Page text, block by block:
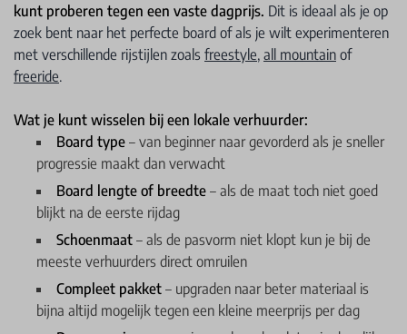
kunt proberen tegen een vaste dagprijs. Dit is ideaal als je op
zoek bent naar het perfecte board of als je wilt experimenteren
met verschillende rijstijlen zoals freestyle, all mountain of
freeride.
Wat je kunt wisselen bij een lokale verhuurder:
Board type – van beginner naar gevorderd als je sneller
progressie maakt dan verwacht
Board lengte of breedte – als de maat toch niet goed
blijkt na de eerste rijdag
Schoenmaat – als de pasvorm niet klopt kun je bij de
meeste verhuurders direct omruilen
Compleet pakket – upgraden naar beter materiaal is
bijna altijd mogelijk tegen een kleine meerprijs per dag